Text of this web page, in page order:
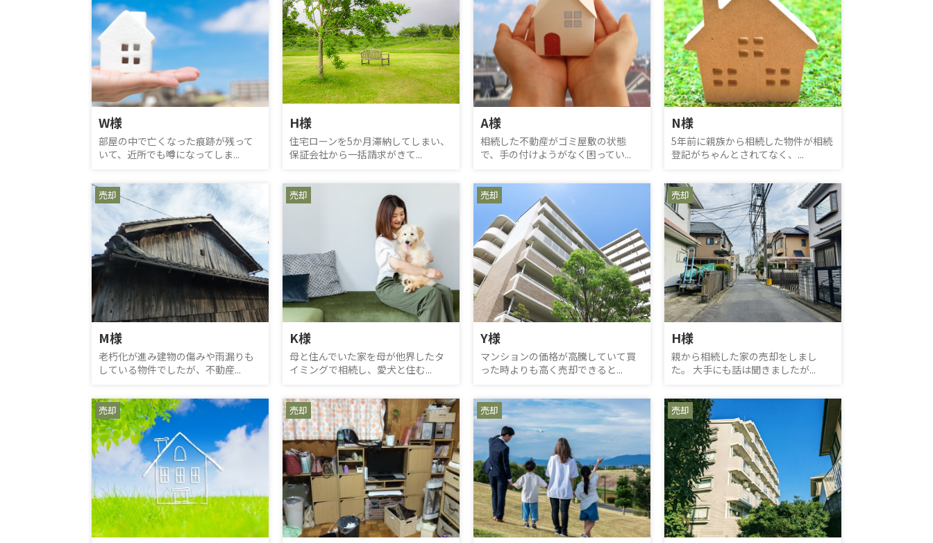
W様
部屋の中で亡くなった痕跡が残って
いて、近所でも噂になってしま...
H様
住宅ローンを5か月滞納してしまい、
保証会社から一括請求がきて...
A様
相続した不動産がゴミ屋敷の状態
で、手の付けようがなく困ってい...
N様
5年前に親族から相続した物件が相続
登記がちゃんとされてなく、...
売却
M様
老朽化が進み建物の傷みや雨漏りも
している物件でしたが、不動産...
売却
K様
母と住んでいた家を母が他界したタ
イミングで相続し、愛犬と住む...
売却
Y様
マンションの価格が高騰していて買
った時よりも高く売却できると...
売却
H様
親から相続した家の売却をしまし
た。 大手にも話は聞きましたが...
売却 売却 売却 売却